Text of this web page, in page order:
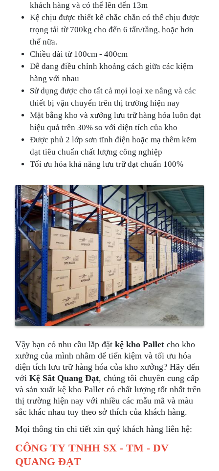
khách hàng và có thể lên đến 13m
Kệ chịu được thiết kế chắc chắn có thể chịu được
trọng tải từ 700kg cho đến 6 tấn/tầng, hoặc hơn
thế nữa.
Chiều đài từ 100cm - 400cm
Dễ dang điều chỉnh khoảng cách giữa các kiệm
hàng với nhau
Sử dụng được cho tất cả mọi loại xe nâng và các
thiết bị vận chuyển trên thị trường hiện nay
Mặt bằng kho và xưởng lưu trữ hàng hóa luôn đạt
hiệu quả trên 30% so với diện tích của kho
Được phủ 2 lớp sơn tĩnh điện hoặc mạ thêm kẽm
đạt tiêu chuẩn chất lượng công nghiệp
Tối ưu hóa khả năng lưu trữ đạt chuẩn 100%
Vậy bạn có nhu cầu lắp đặtkệ kho Pallet cho kho
xưởng của mình nhằm để tiến kiệm và tối ưu hóa
diện tích lưu trữ hàng hóa của kho xưởng? Hãy đến
vớiKệ Sắt Quang Đạt, chúng tôi chuyên cung cấp
và sản xuất kệ kho Pallet có chất lượng tốt nhất trên
thị trường hiện nay với nhiều các mẫu mã và màu
sắc khác nhau tuy theo sở thích của khách hàng.
Mọi thông tin chi tiết xin quý khách hàng liên hệ:
CÔNG TY TNHH SX - TM - DV
QUANG ĐẠT